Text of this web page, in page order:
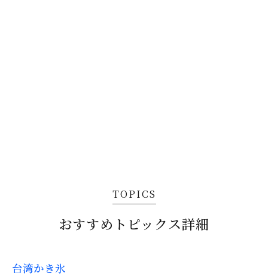
TOPICS
おすすめトピックス詳細
台湾かき氷